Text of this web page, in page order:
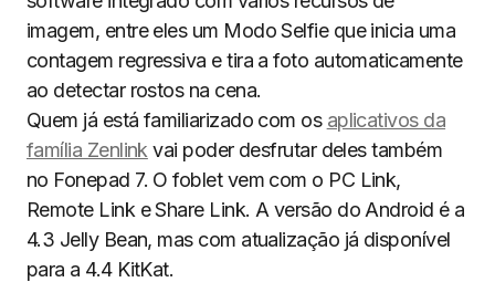
imagem, entre eles um Modo Selfie que inicia uma
contagem regressiva e tira a foto automaticamente
ao detectar rostos na cena.
Quem já está familiarizado com os aplicativos da
família Zenlink vai poder desfrutar deles também
no Fonepad 7. O foblet vem com o PC Link,
Remote Link e Share Link. A versão do Android é a
4.3 Jelly Bean, mas com atualização já disponível
para a 4.4 KitKat.